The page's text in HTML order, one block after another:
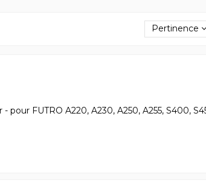
Pertinence
FUTRO A220, A230, A250, A255, S400,